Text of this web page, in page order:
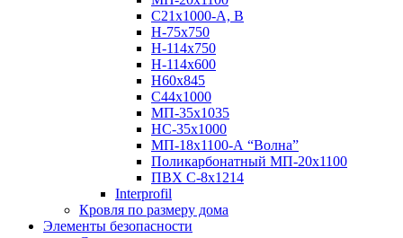
С21х1000-А, В
H-75х750
Н-114х750
Н-114х600
Н60х845
С44х1000
МП-35х1035
НС-35х1000
МП-18х1100-А “Волна”
Поликарбонатный МП-20х1100
ПВХ С-8х1214
Interprofil
Кровля по размеру дома
Элементы безопасности